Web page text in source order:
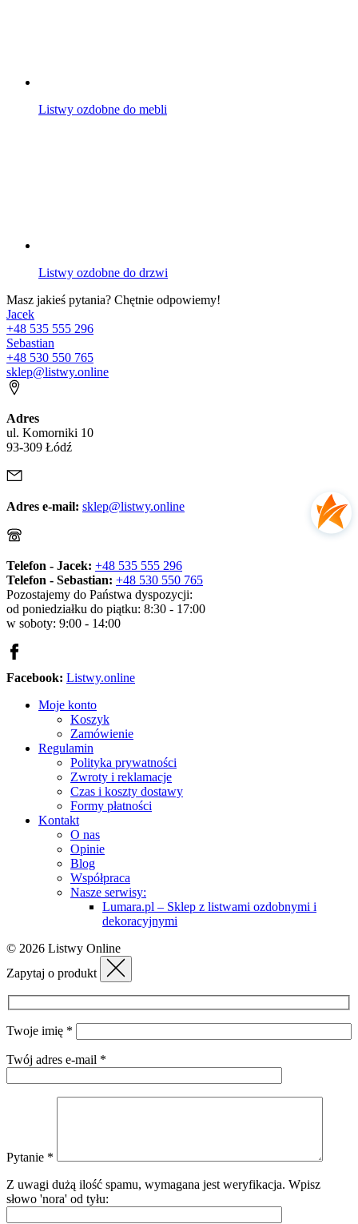
Listwy ozdobne do mebli
Listwy ozdobne do drzwi
Masz jakieś pytania? Chętnie odpowiemy!
Jacek
+48 535 555 296
Sebastian
+48 530 550 765
sklep@listwy.online
Adres
ul. Komorniki 10
93-309 Łódź
Adres e-mail: sklep@listwy.online
Telefon - Jacek: +48 535 555 296
Telefon - Sebastian: +48 530 550 765
Pozostajemy do Państwa dyspozycji:
od poniedziałku do piątku: 8:30 - 17:00
w soboty: 9:00 - 14:00
Facebook: Listwy.online
Moje konto
Koszyk
Zamówienie
Regulamin
Polityka prywatności
Zwroty i reklamacje
Czas i koszty dostawy
Formy płatności
Kontakt
O nas
Opinie
Blog
Współpraca
Nasze serwisy:
Lumara.pl – Sklep z listwami ozdobnymi i
dekoracyjnymi
© 2026 Listwy Online
Zapytaj o produkt
Twoje imię *
Twój adres e-mail *
Pytanie *
Z uwagi dużą ilość spamu, wymagana jest weryfikacja. Wpisz
słowo 'nora' od tyłu: